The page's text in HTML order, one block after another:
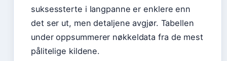
suksessterte i langpanne er enklere enn
det ser ut, men detaljene avgjør. Tabellen
under oppsummerer nøkkeldata fra de mest
pålitelige kildene.